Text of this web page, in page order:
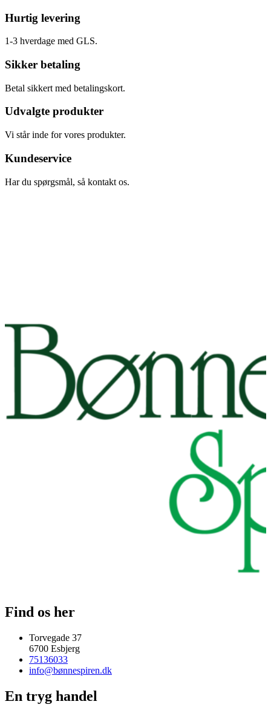
Hurtig levering
1-3 hverdage med GLS.
Sikker betaling
Betal sikkert med betalingskort.
Udvalgte produkter
Vi står inde for vores produkter.
Kundeservice
Har du spørgsmål, så kontakt os.
Find os her
Torvegade 37
6700 Esbjerg
75136033
info@bønnespiren.dk
En tryg handel